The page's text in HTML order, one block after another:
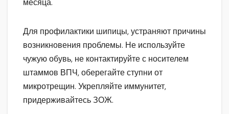
Для профилактики шипицы, устраняют причины
возникновения проблемы. Не используйте
чужую обувь, не контактируйте с носителем
штаммов ВПЧ, оберегайте ступни от
микротрещин. Укрепляйте иммунитет,
придерживайтесь ЗОЖ.